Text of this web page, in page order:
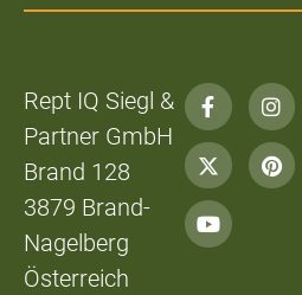
Rept IQ Siegl &
Partner GmbH
Brand 128
3879 Brand-
Nagelberg
Österreich